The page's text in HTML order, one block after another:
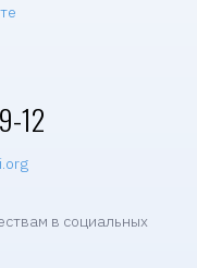
12
в социальных